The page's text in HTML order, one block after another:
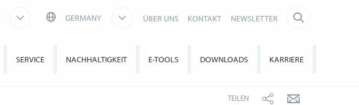
GERMANY ÜBER UNS KONTAKT NEWSLETTER
SERVICE NACHHALTIGKEIT E-TOOLS DOWNLOADS KARRIERE
TEILEN